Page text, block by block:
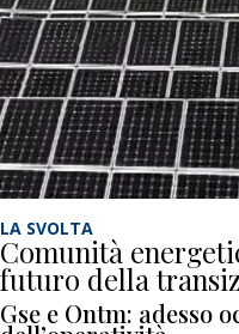
LA SVOLTA
Comunità
futuro della
Gse e Ontm: adesso